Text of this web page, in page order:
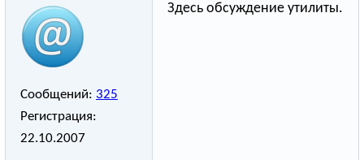
Сообщений: 325
Регистрация:
22.10.2007
Здесь обсуждение утилиты.